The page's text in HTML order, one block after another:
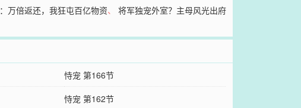
万倍返还，我狂屯百亿物资、将军独宠外室？主母风光出府
恃宠 第166节
恃宠 第162节